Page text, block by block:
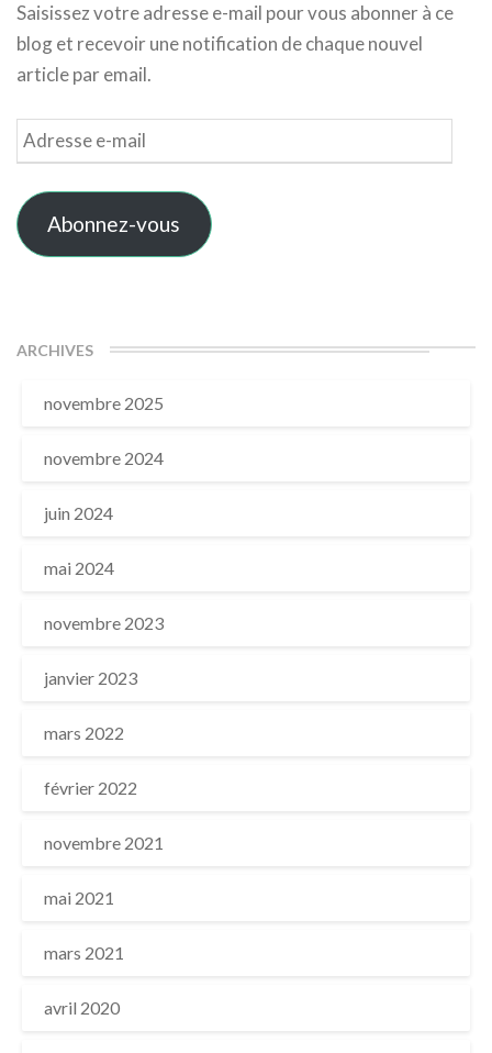
Saisissez votre adresse e-mail pour vous abonner à ce
blog et recevoir une notification de chaque nouvel
article par email.
Adresse
e-
mail
Abonnez-vous
ARCHIVES
novembre 2025
novembre 2024
juin 2024
mai 2024
novembre 2023
janvier 2023
mars 2022
février 2022
novembre 2021
mai 2021
mars 2021
avril 2020